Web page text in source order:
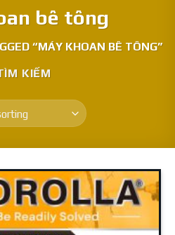
bê tông
“MÁY KHOAN BÊ TÔNG”
KIẾM